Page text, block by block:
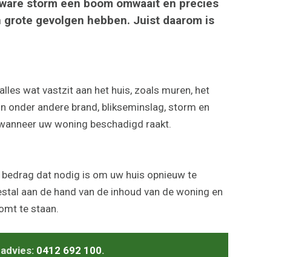
storm een boom omwaait en precies
grote gevolgen hebben. Juist daarom is
wat vastzit aan het huis, zoals muren, het
onder andere brand, blikseminslag, storm en
uw woning beschadigd raakt.
dat nodig is om uw huis opnieuw te
aan de hand van de inhoud van de woning en
te staan.
0412 692 100.